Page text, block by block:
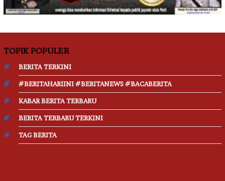
TOPIK POPULER
BERITA TERKINI
#BERITAHARIINI #BERITANEWS #BACABERITA
KABAR BERITA TERBARU
BERITA TERBARU TERKINI
TAG BERITA